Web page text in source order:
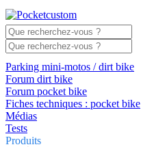
Parking mini-motos / dirt bike
Forum dirt bike
Forum pocket bike
Fiches techniques : pocket bike
Médias
Tests
Produits